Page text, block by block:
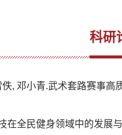
科研
, 邓小青.武术套路赛事
在全民健身领域中的发展